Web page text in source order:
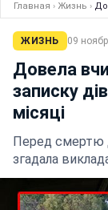
Главная › Жизнь ›
ЖИЗНЬ 09
Довела
записку
місяці
Перед смертю
згадала